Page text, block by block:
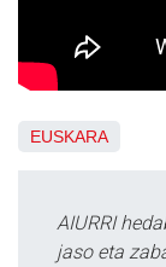
EUSKARA
AIURRI
jaso eta